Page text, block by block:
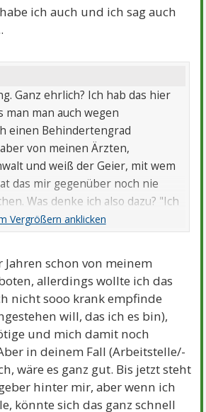
ich auch und ich sag auch
Ganz ehrlich? Ich hab das hier
man man auch wegen
einen Behindertengrad
von meinen Ärzten,
und weiß der Geier, mit wem
das mir gegenüber noch nie
Was denke ich also dazu? "Ich
um das zu bekommen" oder
bin doch nicht behindert. Das
mich jetzt mal und kümmer mich
Jahren schon von meinem
allerdings wollte ich das
nicht sooo krank empfinde
will, das ich es bin),
und mich damit noch
in deinem Fall (Arbeitstelle/-
wäre es ganz gut. Bis jetzt steht
hinter mir, aber wenn ich
könnte sich das ganz schnell